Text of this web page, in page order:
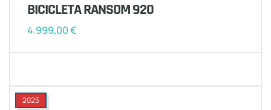
BICICLETA RANSOM 920
4.999,00€
2025